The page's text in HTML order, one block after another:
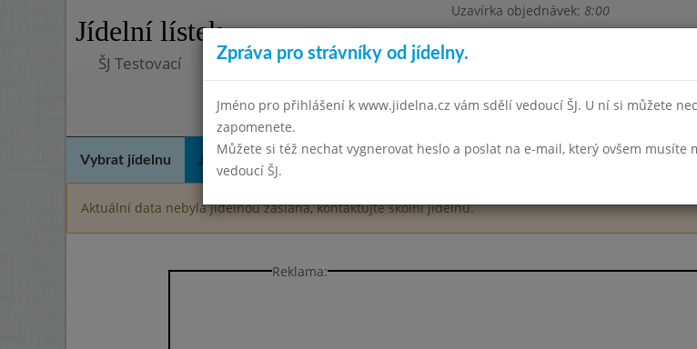
Jídelní lístek
Uzavírka objednávek: 8:00
ŠJ Testovací
Vybrat jídelnu Jídelní lístek Historie Kontakty a informace Spotřební koš
Aktuální data nebyla jídelnou zaslána, kontaktujte školní jídelnu.
Reklama:
Zpráva pro strávníky od jídelny.
Jméno pro přihlášení k www.jidelna.cz vám sdělí vedoucí ŠJ. U ní si můžete
zapomenete.
Můžete si též nechat vygnerovat heslo a poslat na e-mail, který ovšem
vedoucí ŠJ.